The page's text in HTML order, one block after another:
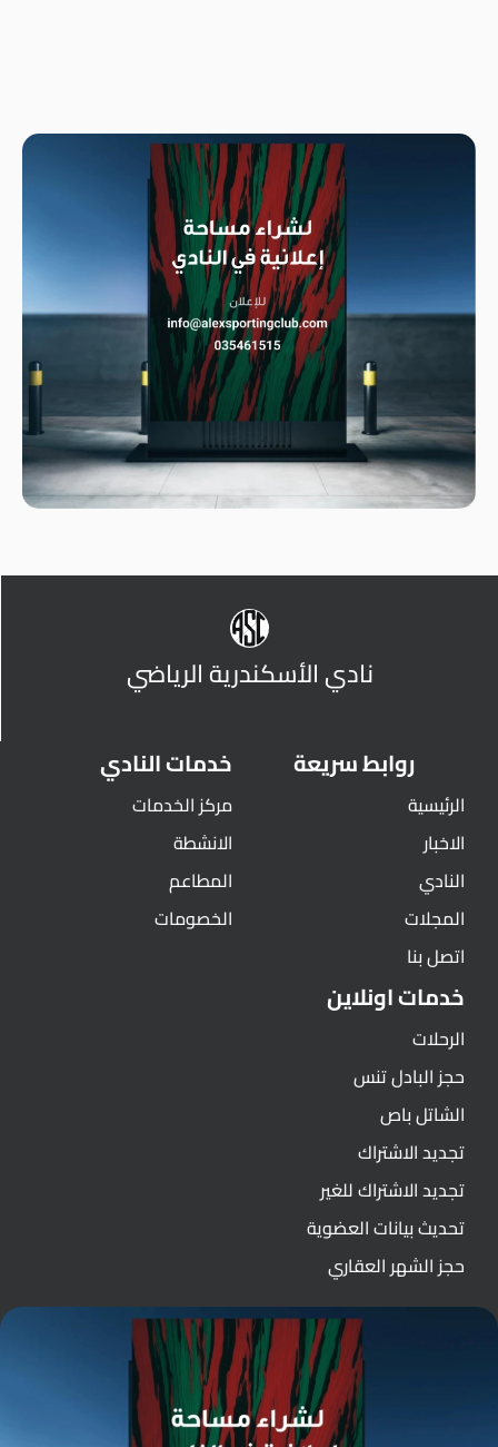
نادي الأسكندرية الرياضي
روابط سريعة
الرئيسية
الاخبار
النادي
المجلات
اتصل بنا
خدمات النادي
مركز الخدمات
الانشطة
المطاعم
الخصومات
خدمات اونلاين
الرحلات
حجز البادل تنس
الشاتل باص
تجديد الاشتراك
تجديد الاشتراك للغير
تحديث بيانات العضوية
حجز الشهر العقاري